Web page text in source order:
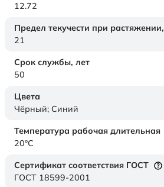
12.72
Предел текучести при растяжении,
21
Срок службы, лет
50
Цвета
Чёрный; Синий
Температура рабочая длительная
20°C
Сертификат соответствия ГОСТ
ГОСТ 18599-2001